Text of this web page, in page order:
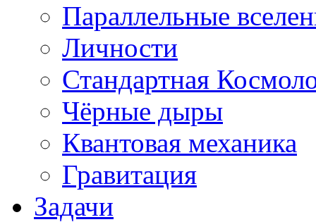
Параллельные
Личности
Стандартная
Чёрные дыры
Квантовая механика
Гравитация
Задачи